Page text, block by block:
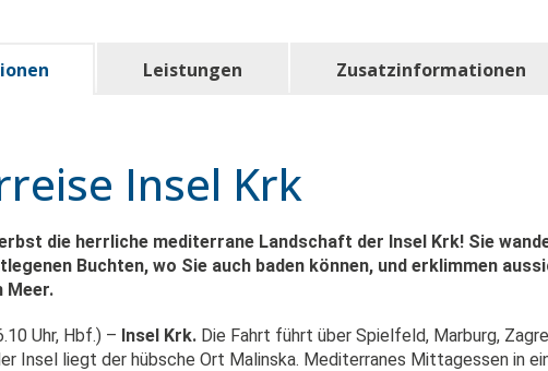
Leistungen Zusatzinformationen
Insel Krk
die herrliche mediterrane Landschaft der Insel Krk! Sie
Buchten, wo Sie auch baden können, und erklimmen
Meer.
Uhr, Hbf.) – Insel Krk. Die Fahrt führt über Spielfeld, Marburg,
Insel liegt der hübsche Ort Malinska. Mediterranes Mittagessen in